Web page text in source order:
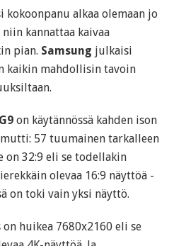
kokoonpanu alkaa olemaan jo
kannattaa kaivaa
pian. Samsung julkaisi
kaikin mahdollisin tavoin
on käytännössä kahden ison
57 tuumainen tarkalleen
on 32:9 eli se todellakin
olevaa 16:9 näyttöä -
on toki vain yksi näyttö.
huikea 7680x2160 eli se